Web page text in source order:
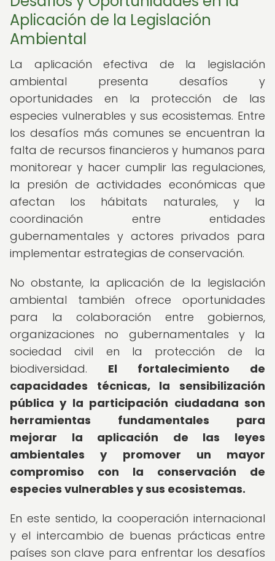
Aplicación de la Legislación
Ambiental
La aplicación efectiva de la legislación
ambiental presenta desafíos y
oportunidades en la protección de las
especies vulnerables y sus ecosistemas. Entre
los desafíos más comunes se encuentran la
falta de recursos financieros y humanos para
monitorear y hacer cumplir las regulaciones,
la presión de actividades económicas que
afectan los hábitats naturales, y la
coordinación entre entidades
gubernamentales y actores privados para
implementar estrategias de conservación.
No obstante, la aplicación de la legislación
ambiental también ofrece oportunidades
para la colaboración entre gobiernos,
organizaciones no gubernamentales y la
sociedad civil en la protección de la
biodiversidad. El fortalecimiento de
capacidades técnicas, la sensibilización
pública y la participación ciudadana son
herramientas fundamentales para
mejorar la aplicación de las leyes
ambientales y promover un mayor
compromiso con la conservación de
especies vulnerables y sus ecosistemas.
En este sentido, la cooperación internacional
y el intercambio de buenas prácticas entre
países son clave para enfrentar los desafíos